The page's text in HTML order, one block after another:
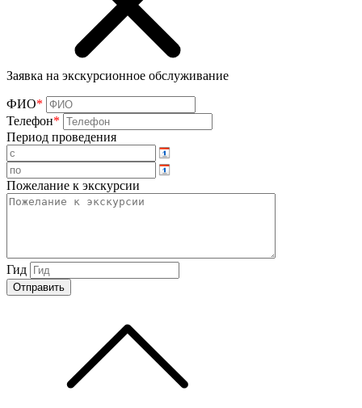
Заявка на экскурсионное обслуживание
ФИО*
Телефон*
Период проведения
Пожелание к экскурсии
Гид